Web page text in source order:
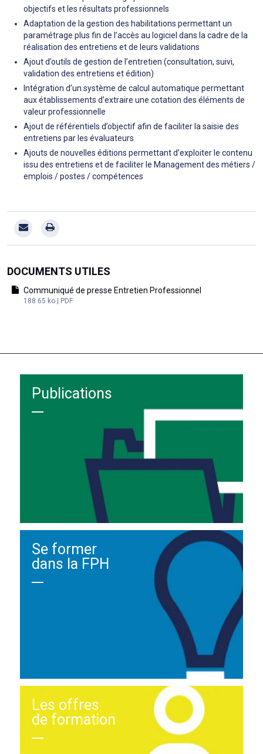
objectifs et les résultats professionnels
Adaptation de la gestion des habilitations permettant un
paramétrage plus fin de l’accès au logiciel dans la cadre de la
réalisation des entretiens et de leurs validations
Ajout d’outils de gestion de l’entretien (consultation, suivi,
validation des entretiens et édition)
Intégration d’un système de calcul automatique permettant
aux établissements d’extraire une cotation des éléments de
valeur professionnelle
Ajout de référentiels d’objectif afin de faciliter la saisie des
entretiens par les évaluateurs
Ajouts de nouvelles éditions permettant d’exploiter le contenu
issu des entretiens et de faciliter le Management des métiers /
emplois / postes / compétences
DOCUMENTS UTILES
Communiqué de presse Entretien Professionnel
188.65 ko | PDF
Publications
Se former
dans la FPH
Les offres
de formation